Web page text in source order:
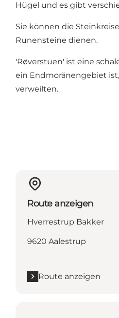
Hügel und es gibt
Sie können die
Runensteine dienen.
'Røverstuen' ist eine
ein Endmoränengebiet
verweilten.
Route anzeigen
Hverrestrup Bakker
9620 Aalestrup
Route anzeigen